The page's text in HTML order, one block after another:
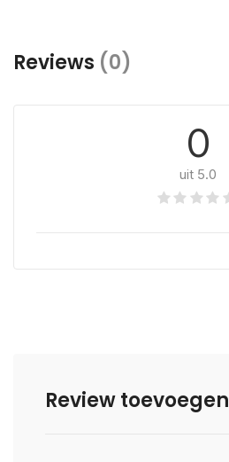
Reviews (0)
0
uit 5.0
Review toevoegen